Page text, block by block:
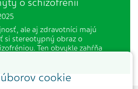
o schizofrénii
ale aj zdravotníci majú
si stereotypný obraz o
Ten obvykle zahŕňa
cookie